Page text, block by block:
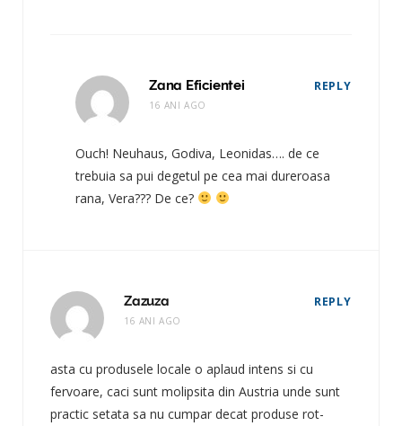
Zana Eficientei
16 ANI AGO
REPLY
Ouch! Neuhaus, Godiva, Leonidas…. de ce
trebuia sa pui degetul pe cea mai dureroasa
rana, Vera??? De ce?
Zazuza
16 ANI AGO
REPLY
asta cu produsele locale o aplaud intens si cu
fervoare, caci sunt molipsita din Austria unde sunt
practic setata sa nu cumpar decat produse rot-